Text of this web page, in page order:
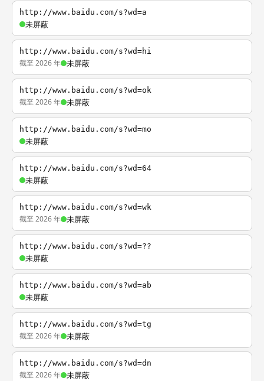
http://www.baidu.com/s?wd=a
未屏蔽
http://www.baidu.com/s?wd=hi
截至 2026 年 未屏蔽
http://www.baidu.com/s?wd=ok
截至 2026 年 未屏蔽
http://www.baidu.com/s?wd=mo
未屏蔽
http://www.baidu.com/s?wd=64
未屏蔽
http://www.baidu.com/s?wd=wk
截至 2026 年 未屏蔽
http://www.baidu.com/s?wd=??
未屏蔽
http://www.baidu.com/s?wd=ab
未屏蔽
http://www.baidu.com/s?wd=tg
截至 2026 年 未屏蔽
http://www.baidu.com/s?wd=dn
截至 2026 年 未屏蔽